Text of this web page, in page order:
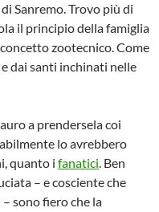
Sanremo. Trovo più di
il principio della famiglia
zootecnico. Come
dai santi inchinati nelle
a prendersela coi
lo avrebbero
quanto i fanatici. Ben
– e cosciente che
sono fiero che la